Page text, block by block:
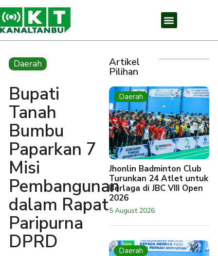
Daerah
Bupati
Tanah
Bumbu
Paparkan 7
Misi
Pembangunan
dalam Rapat
Paripurna
DPRD
Artikel
Pilihan
Daerah
Jhonlin Badminton Club
Turunkan 24 Atlet untuk
Berlaga di JBC VIII Open
2026
5 August 2026
Daerah